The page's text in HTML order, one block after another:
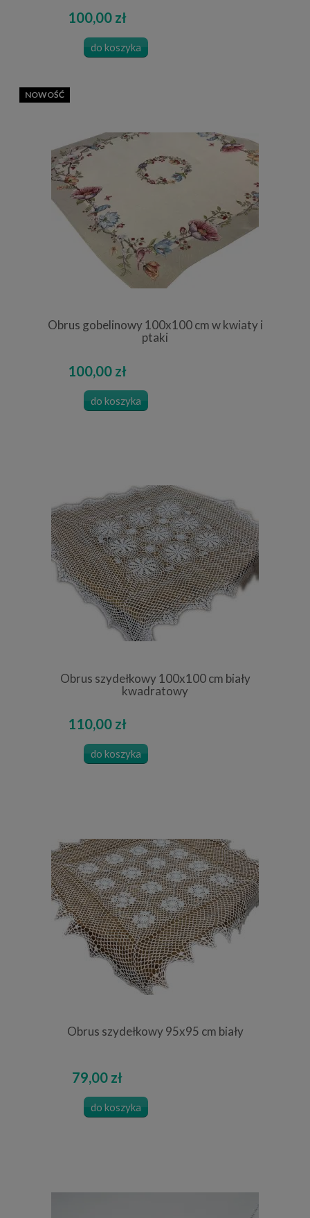
100,00 zł
do koszyka
Obrus gobelinowy 100x100 cm w kwiaty i
ptaki
100,00 zł
do koszyka
NOWOŚĆ
Obrus szydełkowy 100x100 cm biały
kwadratowy
110,00 zł
do koszyka
Obrus szydełkowy 95x95 cm biały
79,00 zł
do koszyka